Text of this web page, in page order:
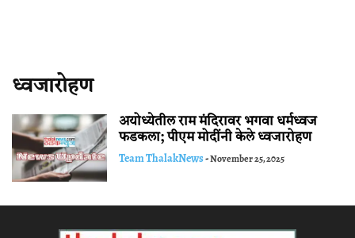
ध्वजारोहण
अयोध्येतील राम मंदिरावर भगवा धर्मध्वज
फडकला; पीएम मोदींनी केले ध्वजारोहण
Team ThalakNews-November 25, 2025